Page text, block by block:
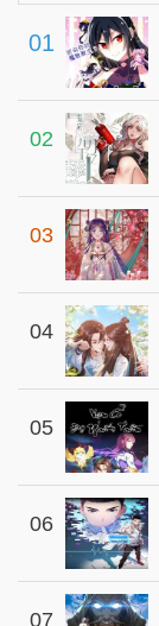
Chapter 805
Chapter 804
Chapter 803
Chapter 802
Chapter 801
Chapter 800
Chapter 799
Chapter 798
Chapter 797
Chapter 796.9
Chapter 796.8
Chapter 796.7
Chapter 796.6
Chapter 796.5
Chapter 796.4
Chapter 796.3
01
02
03
04
05
06
07